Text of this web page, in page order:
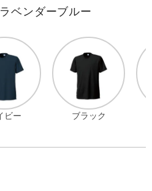
ベンダーブルー
ビー ブラック